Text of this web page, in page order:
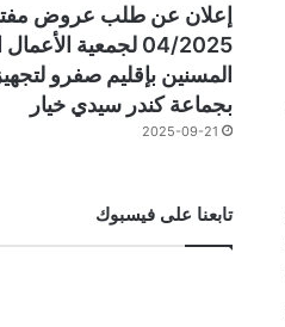
إعلان عن طلب عروض
04/2025 لجمعية
المسنين بإقليم صفرو
بجماعة كندر سيدي خيار
2025-09-21
تابعنا على فيسبوك